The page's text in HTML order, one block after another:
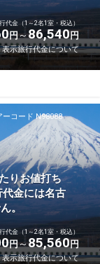
代金（1～2名1室・税込）
円 86,540円
表示旅行代金について
ーコード N98088
たりお値打ち
金には名古
。
代金（1～2名1室・税込）
円 85,560円
表示旅行代金について